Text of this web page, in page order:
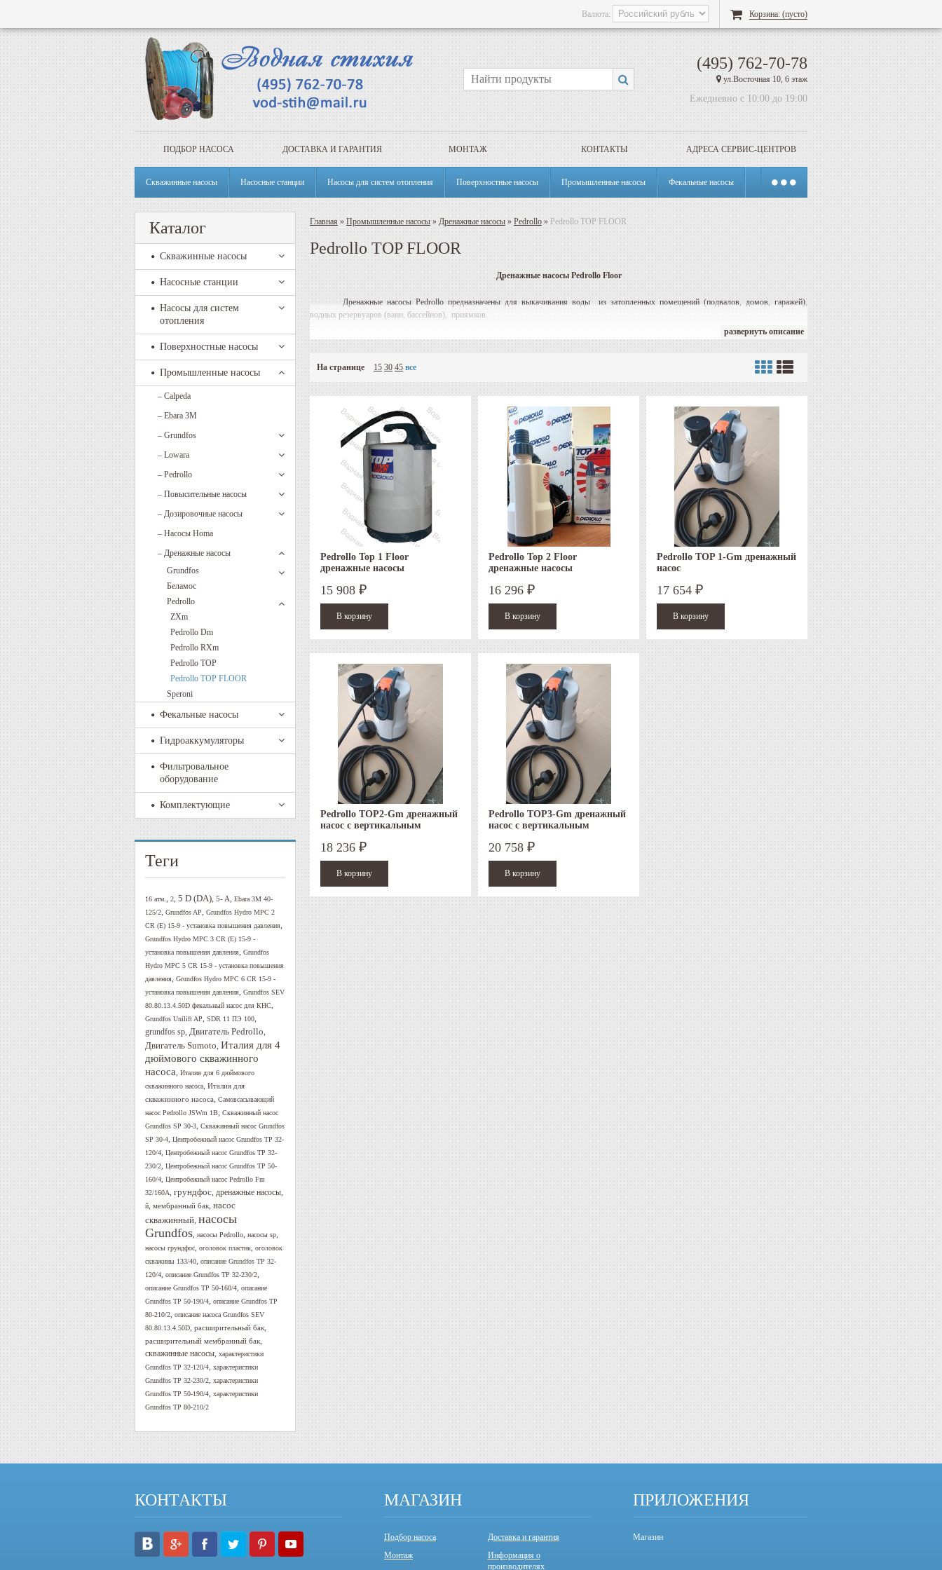
Валюта: Корзина: (пусто)
(495) 762-70-78
ул.Восточная 10, 6 этаж
Ежедневно с 10:00 до 19:00
ПОДБОР НАСОСА ДОСТАВКА И ГАРАНТИЯ МОНТАЖ КОНТАКТЫ АДРЕСА СЕРВИС-ЦЕНТРОВ
Скважинные насосы Насосные станции Насосы для систем отопления Поверхностные насосы Промышленные насосы Фекальные насосы
Каталог
Скважинные насосы
Насосные станции
Насосы для систем
отопления
Поверхностные насосы
Промышленные насосы
– Calpeda
– Ebara 3M
– Grundfos
– Lowara
– Pedrollo
– Повысительные насосы
– Дозировочные насосы
– Насосы Homa
– Дренажные насосы
Grundfos
Беламос
Pedrollo
ZXm
Pedrollo Dm
Pedrollo RXm
Pedrollo TOP
Pedrollo TOP FLOOR
Speroni
Фекальные насосы
Гидроаккумуляторы
Фильтровальное
оборудование
Комплектующие
Теги
16 атм. , 2, 5 D (DA), 5- A, Ebara 3M 40-
125/2, Grundfos AP, Grundfos Hydro MPC 2
CR (E) 15-9 - установка повышения давления,
Grundfos Hydro MPC 3 CR (E) 15-9 -
установка повышения давления, Grundfos
Hydro MPC 5 CR 15-9 - установка повышения
давления, Grundfos Hydro MPC 6 CR 15-9 -
установка повышения давления, Grundfos SEV
80.80.13.4.50D фекальный насос для КНС,
Grundfos Unilift AP, SDR 11 ПЭ 100,
grundfos sp, Двигатель Pedrollo,
Двигатель Sumoto, Италия для 4
дюймового скважинного
насоса, Италия для 6 дюймового
скважинного насоса, Италия для
скважинного насоса, Самовсасывающий
насос Pedrollo JSWm 1B, Скважинный насос
Grundfos SP 30-3, Скважинный насос Grundfos
SP 30-4, Центробежный насос Grundfos TP 32-
120/4, Центробежный насос Grundfos TP 32-
230/2, Центробежный насос Grundfos TP 50-
160/4, Центробежный насос Pedrollo Fm
32/160A, грундфос, дренажные насосы,
й, мембранный бак, насос
скважинный, насосы
Grundfos, насосы Pedrollo, насосы sp,
насосы грундфос, оголовок пластик, оголовок
скважины 133/40, описание Grundfos TP 32-
120/4, описание Grundfos TP 32-230/2,
описание Grundfos TP 50-160/4, описание
Grundfos TP 50-190/4, описание Grundfos TP
80-210/2, описание насоса Grundfos SEV
80.80.13.4.50D, расширительный бак,
расширительный мембранный бак,
скважинные насосы, характеристики
Grundfos TP 32-120/4, характеристики
Grundfos TP 32-230/2, характеристики
Grundfos TP 50-190/4, характеристики
Grundfos TP 80-210/2
Главная » Промышленные насосы»Дренажные насосы »Pedrollo» Pedrollo TOP FLOOR
Pedrollo TOP FLOOR
Дренажные насосы Pedrollo Floor
Дренажные насосыPedrollo предназначены для выкачивания воды
из затопленных помещений (подвалов, домов, гаражей),
водных резервуаров (ванн, бассейнов), приямков.
Дренажные насосыPedrollo всасывают воду через специальную решетку, располагающуюся у основания насоса, именно размер
отверстий решетки и определяет максимально возможный размер частиц, находящихся в воде, которые насос сможет перекачать.
Дренажные насосы Pedrollo Top Floor применяются для перекачивания чистой воды без примесей, с максимальным размером
взвешенных частиц не более 5 мм и имеют уровень опорожнения всего 2 мм (Т.е. выкачивают воду почти полностью).
Дренажные насосы
Pedrollo Floor
не имеют поплавкового выключателя и не могут работать в автоматическом режиме.
Запрещается продолжительная (более 20 сек) работа дренажного насосаPedrollo
без воды. Также запрещается опускать дренажный
Pedrollo Top Floorна глубину более 3 м от поверхности воды.
Корпус дренажного насоса Top
и рабочее колесо изготовлены из прочного технополимера. Ведущий вал дренажного
Pedrollo Top– нержавеющая сталь
развернуть описание
На странице 15 30 45 все
Pedrollo Top 1 Floor
дренажные насосы
15 908 ₽
Pedrollo Top 2 Floor
дренажные насосы
16 296 ₽
Pedrollo TOP 1-Gm дренажный
насос
17 654 ₽
Pedrollo TOP2-Gm дренажный
насос с вертикальным
18 236 ₽
Pedrollo TOP3-Gm дренажный
насос с вертикальным
20 758 ₽
КОНТАКТЫ МАГАЗИН
Подбор насоса
Доставка и гарантия
Монтаж
Информация о
производителях
ПРИЛОЖЕНИЯ
Магазин